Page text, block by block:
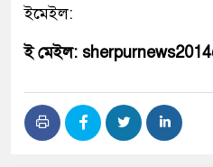
ইমেইল:
ই মেইল: